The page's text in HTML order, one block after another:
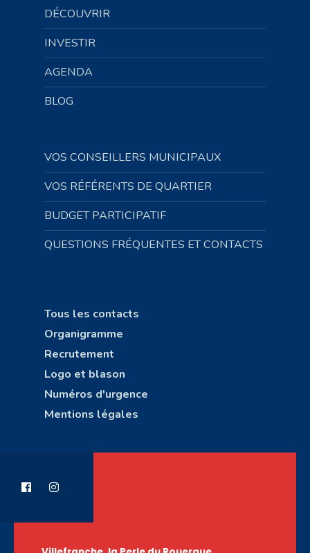
DÉCOUVRIR
INVESTIR
AGENDA
BLOG
VOS CONSEILLERS MUNICIPAUX
VOS RÉFÉRENTS DE QUARTIER
BUDGET PARTICIPATIF
QUESTIONS FRÉQUENTES ET CONTACTS
Tous les contacts
Organigramme
Recrutement
Logo et blason
Numéros d'urgence
Mentions légales